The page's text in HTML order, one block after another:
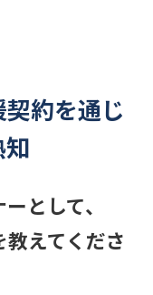
約を通じ
として、
えてくださ